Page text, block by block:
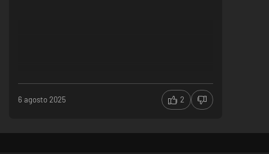
presentano è un tipo di affare completamente diverso.
6 agosto 2025 2